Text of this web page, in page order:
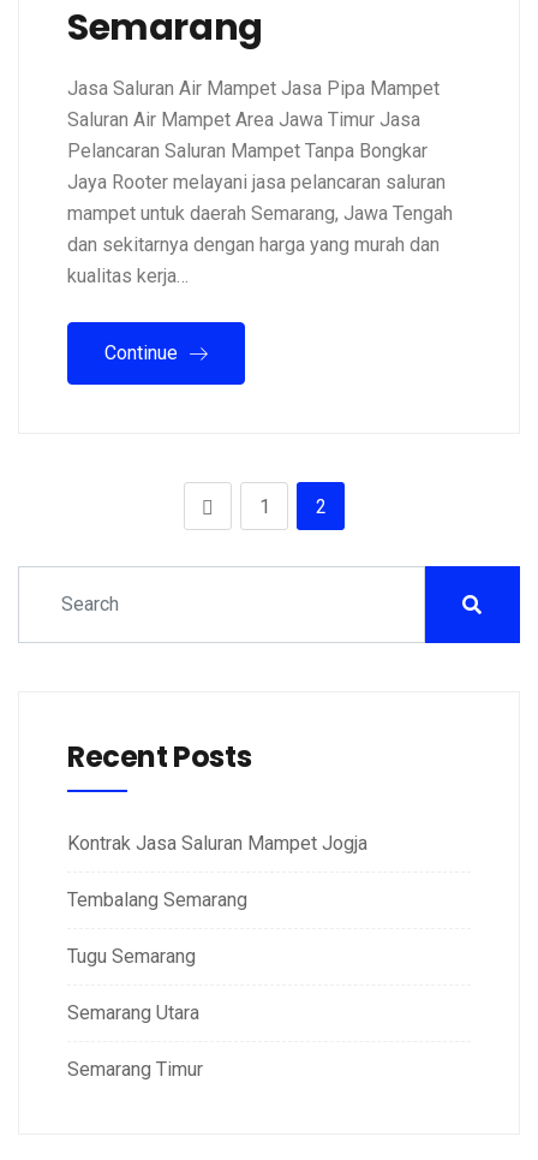
Semarang
Jasa Saluran Air Mampet Jasa Pipa Mampet
Saluran Air Mampet Area Jawa Timur Jasa
Pelancaran Saluran Mampet Tanpa Bongkar
Jaya Rooter melayani jasa pelancaran saluran
mampet untuk daerah Semarang, Jawa Tengah
dan sekitarnya dengan harga yang murah dan
kualitas kerja…
Continue
1 2
Recent Posts
Kontrak Jasa Saluran Mampet Jogja
Tembalang Semarang
Tugu Semarang
Semarang Utara
Semarang Timur